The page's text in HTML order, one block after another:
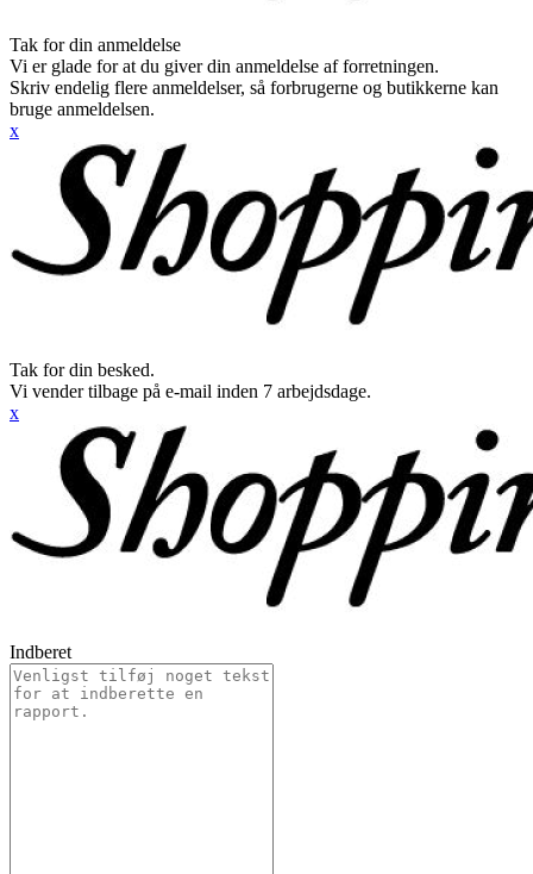
Tak for din anmeldelse
Vi er glade for at du giver din anmeldelse af forretningen.
Skriv endelig flere anmeldelser, så forbrugerne og butikkerne kan
bruge anmeldelsen.
x
Tak for din besked.
Vi vender tilbage på e-mail inden 7 arbejdsdage.
x
Indberet